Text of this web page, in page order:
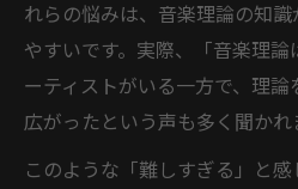
れらの悩みは、音楽理論の知
やすいです。実際、「音楽理
ーティストがいる一方で、理
広がったという声も多く聞かれ
このような「難しすぎる」と